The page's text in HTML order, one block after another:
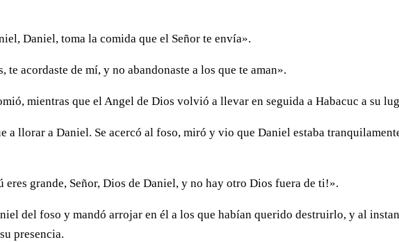
Daniel, toma la comida que el Señor te envía».
acordaste de mí, y no abandonaste a los que te aman».
mientras que el Angel de Dios volvió a llevar en seguida a Habacuc a su
a llorar a Daniel. Se acercó al foso, miró y vio que Daniel estaba
eres grande, Señor, Dios de Daniel, y no hay otro Dios fuera de ti!».
del foso y mandó arrojar en él a los que habían querido destruirlo, y al
presencia.